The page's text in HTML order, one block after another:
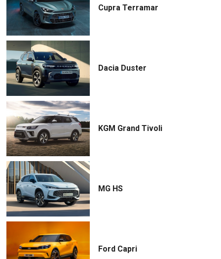
Cupra Terramar
Dacia Duster
KGM Grand Tivoli
MG HS
Ford Capri